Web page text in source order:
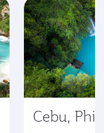
Cebu,